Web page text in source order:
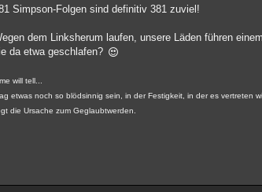
Simpson-Folgen sind definitiv 381 zuviel!
dem Linksherum laufen, unsere Läden führen
da etwa geschlafen?
will tell...
etwas noch so blödsinnig sein, in der Festigkeit, in der es vertreten
die Ursache zum Geglaubtwerden.